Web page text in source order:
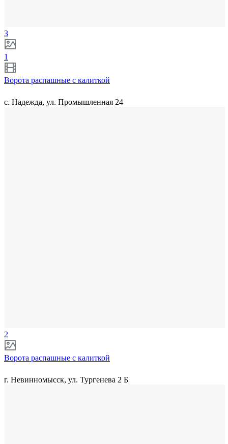
3
1
Ворота распашные с калиткой
с. Надежда, ул. Промышленная 24
2
Ворота распашные с калиткой
г. Невинномысск, ул. Тургенева 2 Б